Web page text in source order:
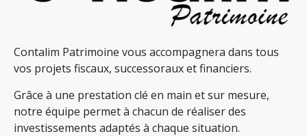
Contalim Patrimoine vous accompagnera dans tous
vos projets fiscaux, successoraux et financiers.
Grâce à une prestation clé en main et sur mesure,
notre équipe permet à chacun de réaliser des
investissements adaptés à chaque situation.